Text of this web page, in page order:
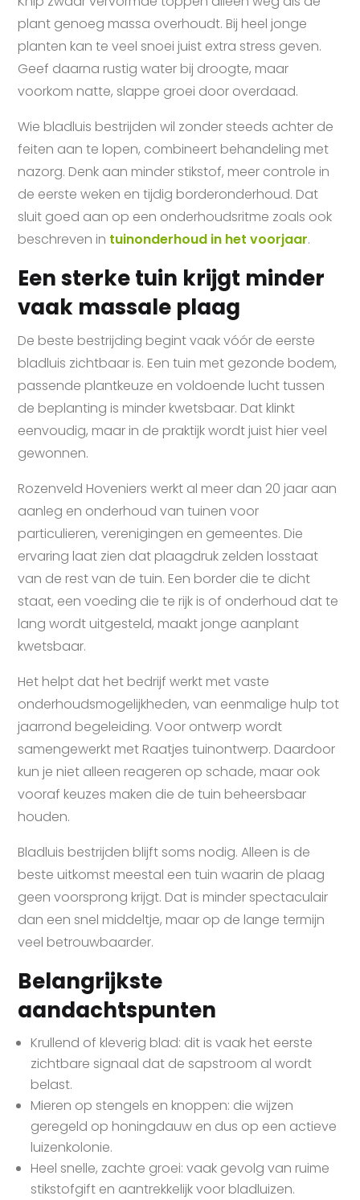
plant genoeg massa overhoudt. Bij heel jonge
planten kan te veel snoei juist extra stress geven.
Geef daarna rustig water bij droogte, maar
voorkom natte, slappe groei door overdaad.
Wie bladluis bestrijden wil zonder steeds achter de
feiten aan te lopen, combineert behandeling met
nazorg. Denk aan minder stikstof, meer controle in
de eerste weken en tijdig borderonderhoud. Dat
sluit goed aan op een onderhoudsritme zoals ook
beschreven in tuinonderhoud in het voorjaar.
Een sterke tuin krijgt minder
vaak massale plaag
De beste bestrijding begint vaak vóór de eerste
bladluis zichtbaar is. Een tuin met gezonde bodem,
passende plantkeuze en voldoende lucht tussen
de beplanting is minder kwetsbaar. Dat klinkt
eenvoudig, maar in de praktijk wordt juist hier veel
gewonnen.
Rozenveld Hoveniers werkt al meer dan 20 jaar aan
aanleg en onderhoud van tuinen voor
particulieren, verenigingen en gemeentes. Die
ervaring laat zien dat plaagdruk zelden losstaat
van de rest van de tuin. Een border die te dicht
staat, een voeding die te rijk is of onderhoud dat te
lang wordt uitgesteld, maakt jonge aanplant
kwetsbaar.
Het helpt dat het bedrijf werkt met vaste
onderhoudsmogelijkheden, van eenmalige hulp tot
jaarrond begeleiding. Voor ontwerp wordt
samengewerkt met Raatjes tuinontwerp. Daardoor
kun je niet alleen reageren op schade, maar ook
vooraf keuzes maken die de tuin beheersbaar
houden.
Bladluis bestrijden blijft soms nodig. Alleen is de
beste uitkomst meestal een tuin waarin de plaag
geen voorsprong krijgt. Dat is minder spectaculair
dan een snel middeltje, maar op de lange termijn
veel betrouwbaarder.
Belangrijkste
aandachtspunten
Krullend of kleverig blad: dit is vaak het eerste
zichtbare signaal dat de sapstroom al wordt
belast.
Mieren op stengels en knoppen: die wijzen
geregeld op honingdauw en dus op een actieve
luizenkolonie.
Heel snelle, zachte groei: vaak gevolg van ruime
stikstofgift en aantrekkelijk voor bladluizen.